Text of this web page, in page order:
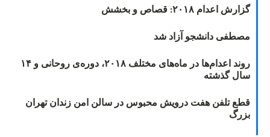
گزارش اعدام ۲۰۱۸: قصاص و بخشش
مصطفی دانشجو آزاد شد
روند اعدام‌ها در ماه‌های مختلف ۲۰۱۸، دوره‌ی روحانی و ۱۴
سال گذشته
قطع تلفن هفت درویش محبوس در سالن امن زندان تهران
بزرگ